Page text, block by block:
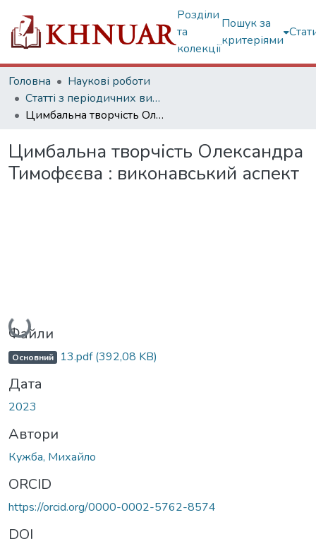
Розділи
та
колекції
Пошук за
критеріями
Головна
Наукові роботи
Статті з періодичних видань
Цимбальна творчість Олександра Тимофєєва : виконавський аспект
Цимбальна творчість Олександра
Тимофєєва : виконавський аспект
Вантажиться...
Файли
Основний 13.pdf(392,08 KB)
Дата
2023
Автори
Кужба, Михайло
ORCID
https://orcid.org/0000-0002-5762-8574
DOI